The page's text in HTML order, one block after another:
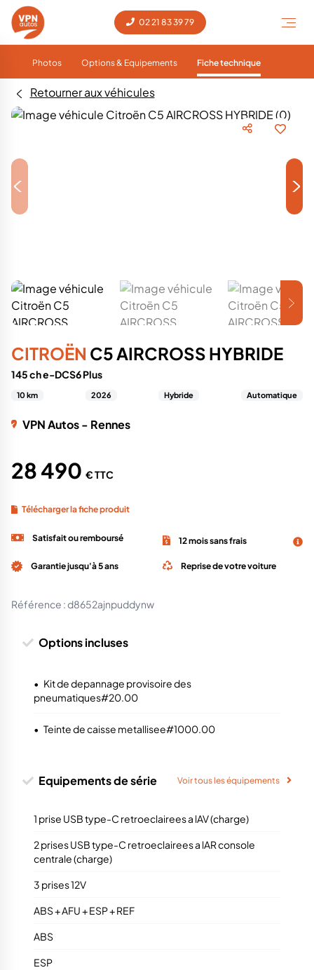
02 21 83 39 79
Photos Options & Equipements Fiche technique
Retourner aux véhicules
< >
CITROËN C5 AIRCROSS HYBRIDE
145 ch e-DCS6 Plus
10 km 2026 Hybride Automatique
VPN Autos - Rennes
28 490 € TTC
Télécharger la fiche produit
Satisfait ou remboursé 12 mois sans frais
Garantie jusqu'à 5 ans Reprise de votre voiture
Référence :d8652ajnpuddynw
Options incluses
• Kit de depannage provisoire des
pneumatiques#20.00
• Teinte de caisse metallisee#1000.00
Equipements de série Voir tous les équipements
1 prise USB type-C retroeclairees a lAV (charge)
2 prises USB type-C retroeclairees a lAR console
centrale (charge)
3 prises 12V
ABS + AFU + ESP + REF
ABS
ESP